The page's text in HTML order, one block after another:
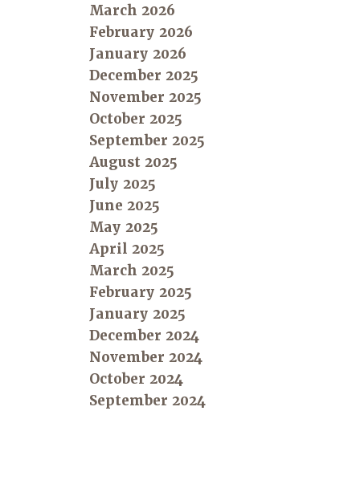
March 2026
February 2026
January 2026
December 2025
November 2025
October 2025
September 2025
August 2025
July 2025
June 2025
May 2025
April 2025
March 2025
February 2025
January 2025
December 2024
November 2024
October 2024
September 2024